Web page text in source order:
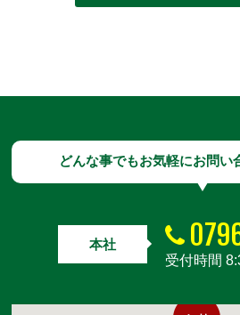
どんな事でもお気軽にお問い
本社
受付時間